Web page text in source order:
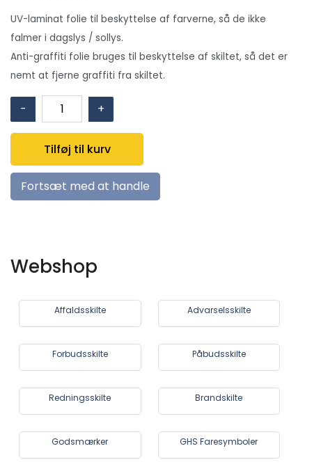
UV-laminat folie til beskyttelse af farverne, så de ikke
falmer i dagslys / sollys.
Anti-graffiti folie bruges til beskyttelse af skiltet, så det er
nemt at fjerne graffiti fra skiltet.
-
Brandalarm
(valgfri
tekst)
til
højre)
+
Tilføj til kurv
Fortsæt med at handle
Webshop
Affaldsskilte Advarselsskilte
Forbudsskilte Påbudsskilte
Redningsskilte Brandskilte
Godsmærker GHS Faresymboler